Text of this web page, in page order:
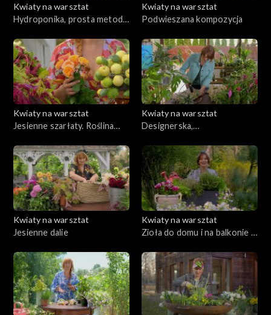
Kwiaty na warsztat
Hydroponika, prosta metoda
zapominalskich
Kwiaty na warsztat
Podwieszana kompozycja
Kwiaty na warsztat
Jesienne szarłaty. Roślina
Kwiaty na warsztat
Designerska,
donica
Kwiaty na warsztat
Jesienne dalie
Kwiaty na warsztat
Zioła do domu i na balkonie –